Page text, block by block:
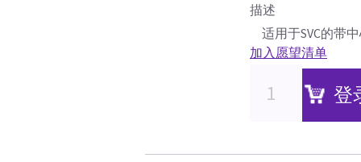
描述
适用于SVC的带
加入愿望清单
登